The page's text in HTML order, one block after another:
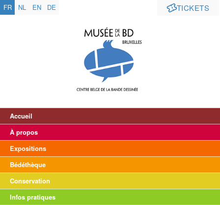
TICKETS
FR NL EN DE
Accueil
À propos
Expositions
Bédéthèque
Conservation
Infos pratiques